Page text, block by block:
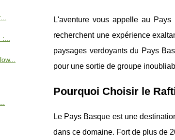
L'aventure vous appelle au
recherchent une expérience
paysages verdoyants du Pays
pour une sortie de groupe
Pourquoi Choisir le
Le Pays Basque est une
dans ce domaine. Fort de plus de